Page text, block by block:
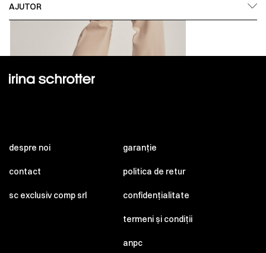
AJUTOR
despre noi
contact
sc exclusiv comp srl
garanție
politica de retur
confidențialitate
termeni și condiții
anpc